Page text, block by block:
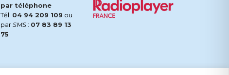
par téléphone
Tél. 04 94 209 109 ou
parSMS : 07 83 89 13
75